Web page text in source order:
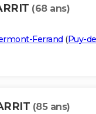
(68 ans)
Ferrand (Puy-
(85 ans)